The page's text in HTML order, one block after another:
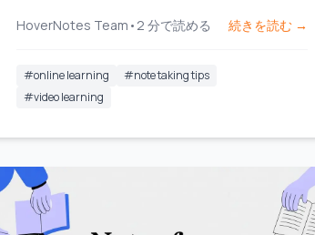
HoverNotes Team • 2 分で読める 続きを読む →
#online learning #note taking tips
#video learning